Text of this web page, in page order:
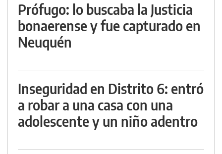
Prófugo: lo buscaba la Justicia
bonaerense y fue capturado en
Neuquén
Inseguridad en Distrito 6: entró
a robar a una casa con una
adolescente y un niño adentro